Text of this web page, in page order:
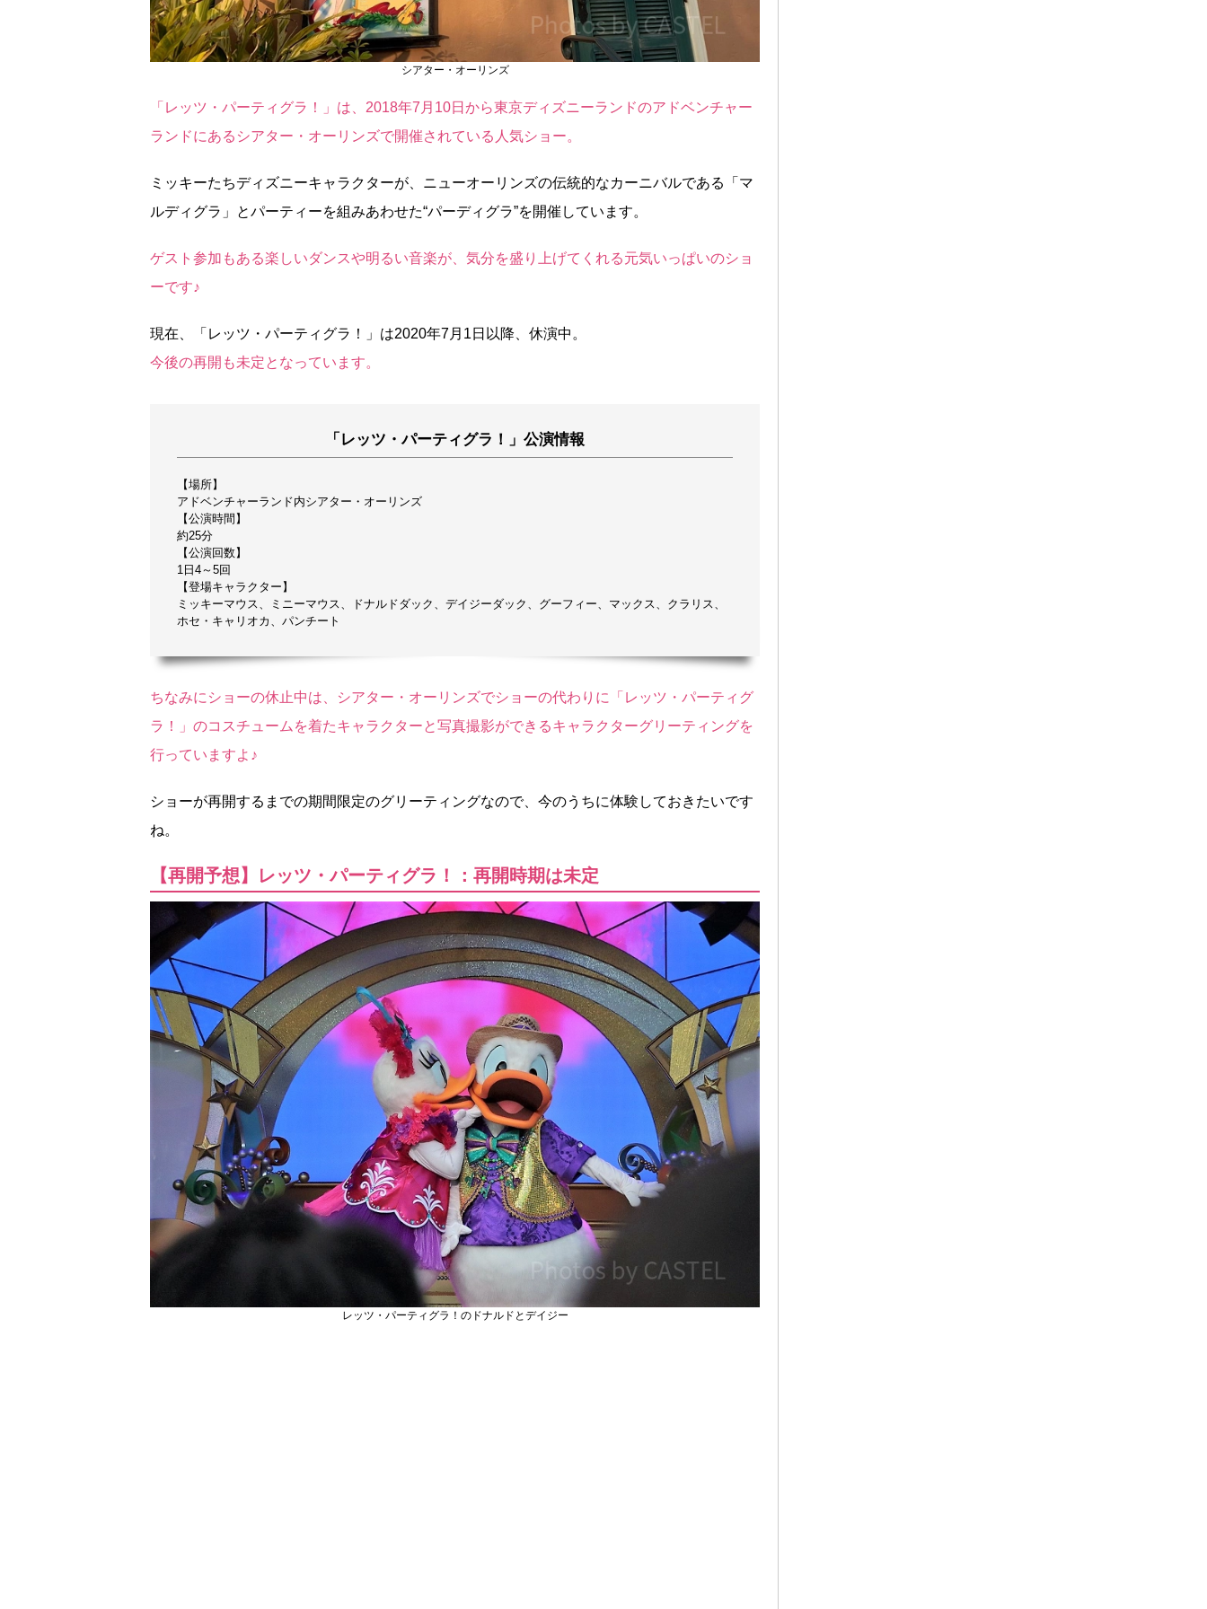
シアター・オーリンズ
「レッツ・パーティグラ！」は、2018年7月10日から東京ディズニーランドのアドベンチャー
ランドにあるシアター・オーリンズで開催されている人気ショー。
ミッキーたちディズニーキャラクターが、ニューオーリンズの伝統的なカーニバルである「マ
ルディグラ」とパーティーを組みあわせた“パーディグラ”を開催しています。
ゲスト参加もある楽しいダンスや明るい音楽が、気分を盛り上げてくれる元気いっぱいのショ
ーです♪
現在、「レッツ・パーティグラ！」は2020年7月1日以降、休演中。
今後の再開も未定となっています。
「レッツ・パーティグラ！」公演情報
【場所】
アドベンチャーランド内シアター・オーリンズ
【公演時間】
約25分
【公演回数】
1日4～5回
【登場キャラクター】
ミッキーマウス、ミニーマウス、ドナルドダック、デイジーダック、グーフィー、マックス、クラリス、
ホセ・キャリオカ、パンチート
ちなみにショーの休止中は、シアター・オーリンズでショーの代わりに「レッツ・パーティグ
ラ！」のコスチュームを着たキャラクターと写真撮影ができるキャラクターグリーティングを
行っていますよ♪
ショーが再開するまでの期間限定のグリーティングなので、今のうちに体験しておきたいです
ね。
【再開予想】レッツ・パーティグラ！：再開時期は未定
レッツ・パーティグラ！のドナルドとデイジー